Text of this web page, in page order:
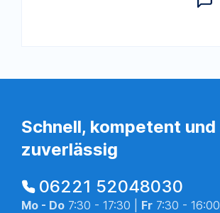
Schnell, kompetent und
zuverlässig
06221 52048030
Mo - Do 7:30 - 17:30 | Fr 7:30 - 16:00